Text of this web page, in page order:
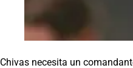
Chivas necesita un